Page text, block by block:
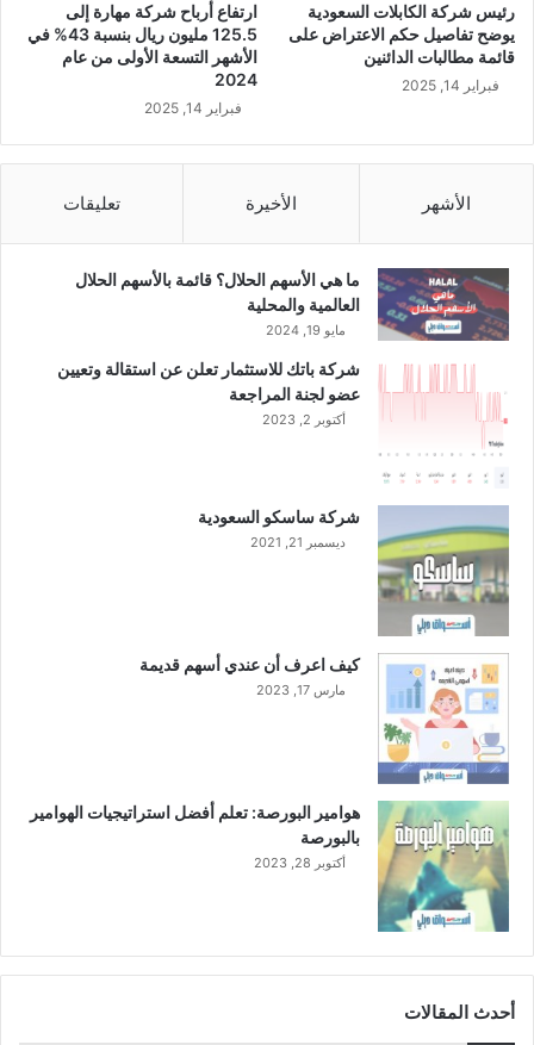
ل
ي
ا
ي
ش
رئيس شركة الكابلات السعودية
يوضح تفاصيل حكم الاعتراض على
قائمة مطالبات الدائنين
فبراير 14, 2025
ارتفاع أرباح شركة مهارة إلى
125.5 مليون ريال بنسبة 43% في
الأشهر التسعة الأولى من عام
2024
فبراير 14, 2025
الأشهر الأخيرة تعليقات
ما هي الأسهم الحلال؟ قائمة بالأسهم الحلال
العالمية والمحلية
مايو 19, 2024
شركة باتك للاستثمار تعلن عن استقالة وتعيين
عضو لجنة المراجعة
أكتوبر 2, 2023
شركة ساسكو السعودية
ديسمبر 21, 2021
كيف اعرف أن عندي أسهم قديمة
مارس 17, 2023
هوامير البورصة: تعلم أفضل استراتيجيات الهوامير
بالبورصة
أكتوبر 28, 2023
أحدث المقالات